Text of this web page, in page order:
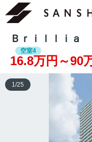
Ｂｒｉｌｌｉ
空室4
16.8万円～90
1/25